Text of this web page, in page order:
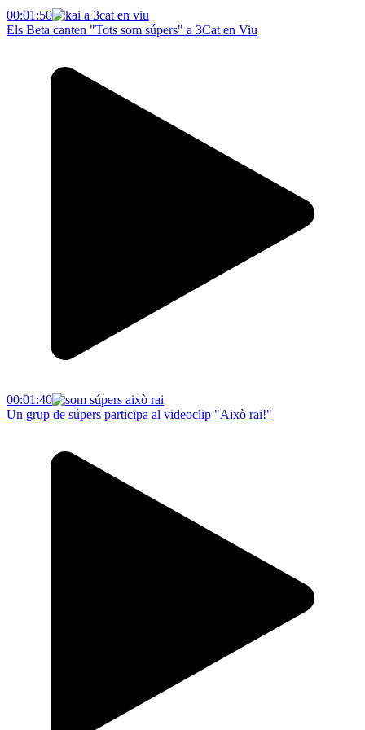
00:01:50
Els Beta canten "Tots som súpers" a 3Cat en Viu
00:01:40
Un grup de súpers participa al videoclip "Això rai!"